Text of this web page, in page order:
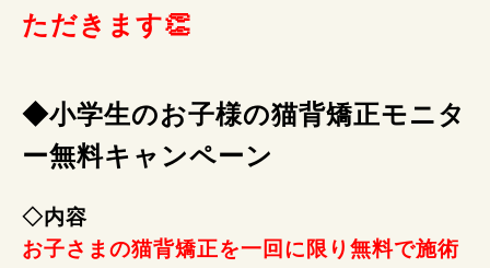
ただきます👏
◆小学生のお子様の猫背矯正モニタ
ー無料キャンペーン
◇内容
お子さまの猫背矯正を一回に限り無料で施術